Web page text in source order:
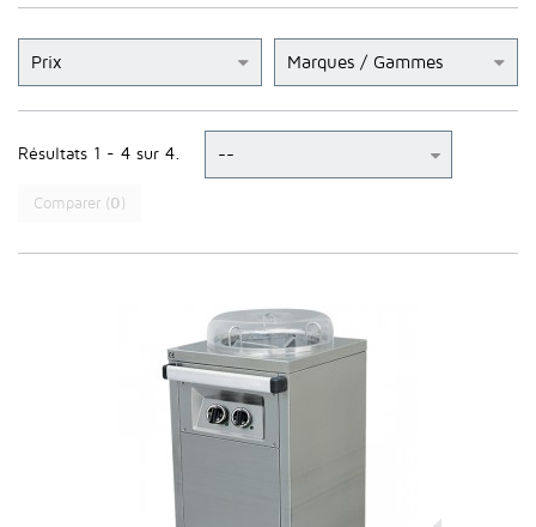
Prix Marques / Gammes
Résultats 1 - 4 sur 4.
Comparer (0)